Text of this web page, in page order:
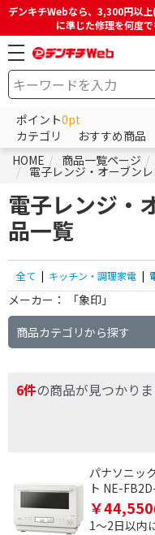
デンキチWebなら、3,300円以
に準じた修理を何度
ポイント0pt
カテゴリ
おすすめ商品
HOME
商品一覧ページ
電子レンジ・オーブン
電子レンジ・
品一覧
全て | キッチン・調理家電 |
メーカー：
「象印」
商品カテゴリから探す
6件の商品が見つかり
パナソニッ
ト NE-
￥44,550
1～2日以内